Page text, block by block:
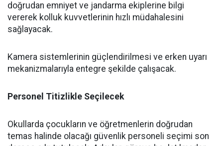
doğrudan emniyet ve jandarma ekiplerine bilgi
vererek kolluk kuvvetlerinin hızlı müdahalesini
sağlayacak.
​Kamera sistemlerinin güçlendirilmesi ve erken uyarı
mekanizmalarıyla entegre şekilde çalışacak.
​Personel Titizlikle Seçilecek
​Okullarda çocukların ve öğretmenlerin doğrudan
temas halinde olacağı güvenlik personeli seçimi son